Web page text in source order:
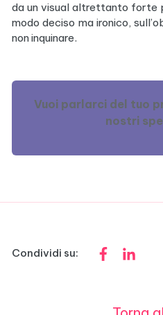
da un visual altrettanto forte
modo deciso ma ironico,
non inquinare.
Vuoi parlarci del tuo
nostri
Condividi su: